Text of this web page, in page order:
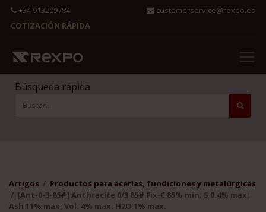
+34 913209784
customerservice@rexpo.es
COTIZACIÓN RÁPIDA
Búsqueda rápida
Artigos
Productos para acerías, fundiciones y metalúrgicas
[Ant-0-3-85#] Anthracite 0/3 85# Fix-C 85% min; S 0.4% max;
Ash 11% max; Vol. 4% max. H2O 1% max.